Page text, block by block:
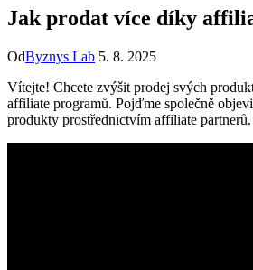
Jak prodat více díky
OdByznys Lab 5. 8. 2025
Vítejte! Chcete zvýšit prodej svých
affiliate programů. Pojďme společně
produkty prostřednictvím affiliate partnerů.